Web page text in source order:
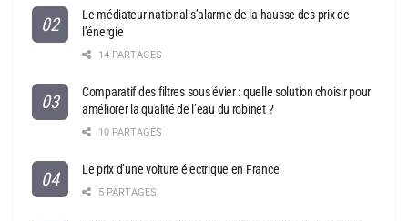
Le médiateur national s’alarme de la hausse des prix de
l’énergie
14 PARTAGES
Comparatif des filtres sous évier : quelle solution choisir pour
améliorer la qualité de l’eau du robinet ?
10 PARTAGES
Le prix d’une voiture électrique en France
5 PARTAGES